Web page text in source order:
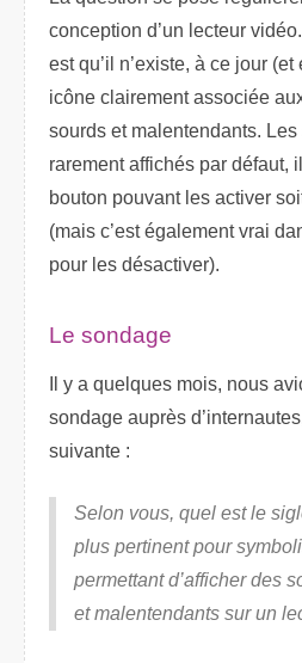
conception d’un lecteur
est qu’il n’existe, à ce jour
icône clairement associée
sourds et malentendants.
rarement affichés par défaut,
bouton pouvant les activer
(mais c’est également vrai
pour les désactiver).
Le sondage
Il y a quelques mois, nous
sondage auprès
suivante :
Selon vous, quel est le
plus pertinent pour
permettant d’afficher des
et malentendants sur un